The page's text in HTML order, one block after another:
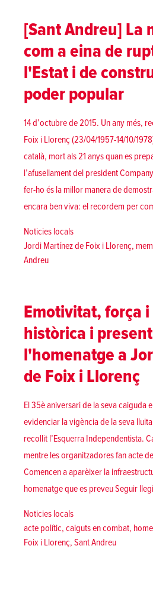
[Sant Andreu] La
com a eina de
l'Estat i de
poder popular
14 d’octubre de 2015. Un any més,
Foix i Llorenç (23/04/1957-14/10/
català, mort als 21 anys quan es
l’afusellament del president
fer-ho és la millor manera de
encara ben viva: el recordem per
Posted in
Noticies locals
Tags:
Jordi Martínez de Foix i Llorenç,
Andreu
Emotivitat, força
històrica i
l'homenatge a
de Foix i Llorenç
El 35è aniversari de la seva caiguda
evidenciar la vigència de la seva
recollit l’Esquerra Independentista.
mentre les organitzadores fan acte
Comencen a aparèixer la
homenatge que es preveuSeguir
Posted in
Noticies locals
Tags:
acte polític, caiguts en combat,
Foix i Llorenç, Sant Andreu